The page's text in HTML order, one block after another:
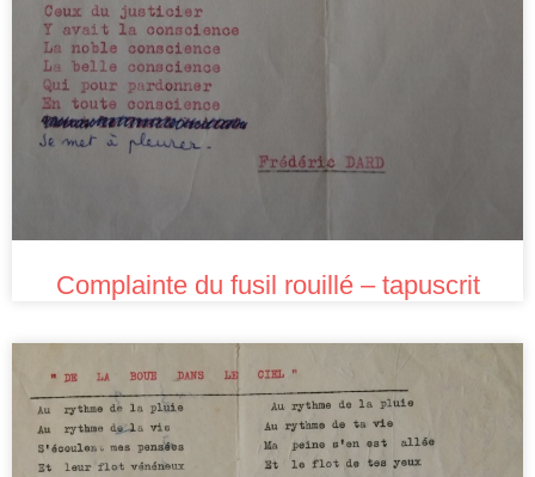
Complainte du fusil rouillé – tapuscrit